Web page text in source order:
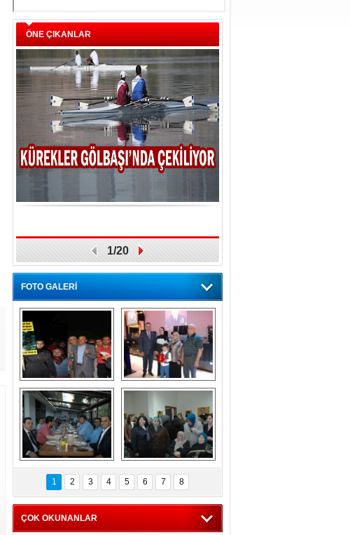
ÖNE ÇIKANLAR
1/20
FOTO GALERİ
Gölbaşı GAZZE
İÇİN YÜRÜDÜ
Kaymakamlıktan
iftar yemeği
Kaymakamlıktan
iftar yemeği
NERGÜL
YILDIRIM SEÇİM
BÜROSUNU AÇTI
1 2 3 4 5 6 7 8
ÇOK OKUNANLAR